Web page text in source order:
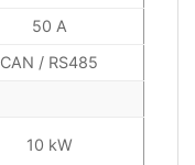
50 A
CAN / RS485
10 kW